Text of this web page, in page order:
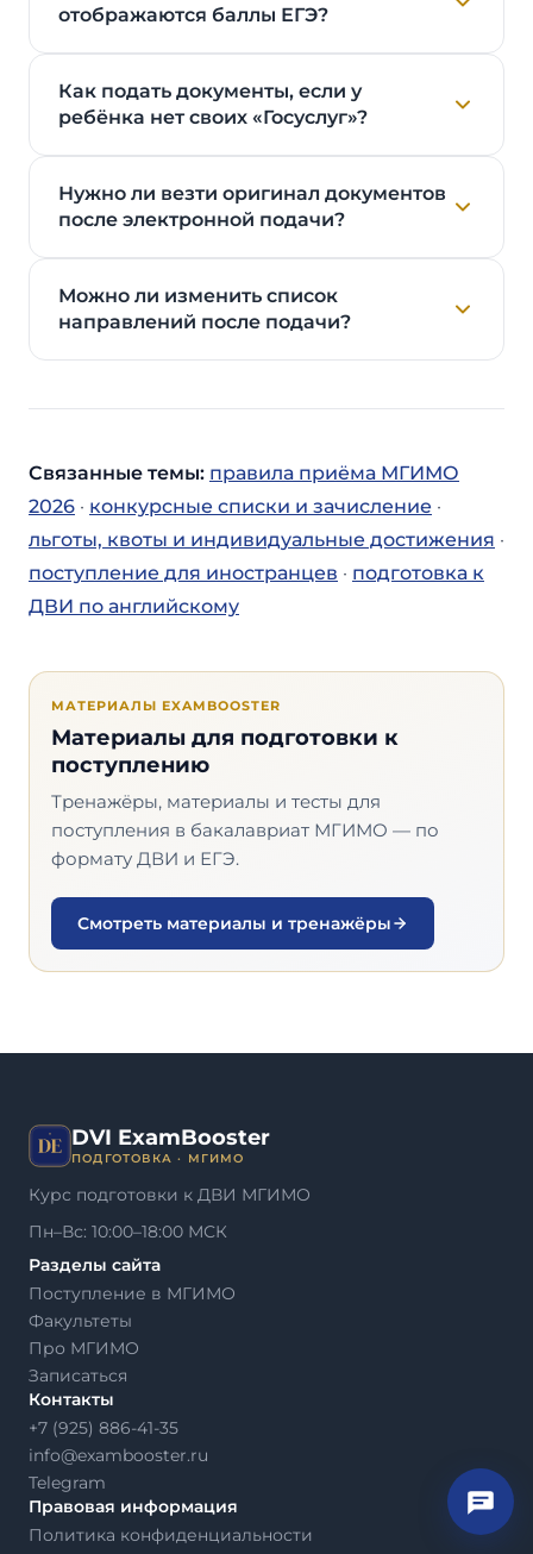
отображаются баллы ЕГЭ?
Как подать документы, если у
ребёнка нет своих «Госуслуг»?
Нужно ли везти оригинал документов
после электронной подачи?
Можно ли изменить список
направлений после подачи?
Связанные темы: правила приёма МГИМО
2026 · конкурсные списки и зачисление ·
льготы, квоты и индивидуальные достижения ·
поступление для иностранцев · подготовка к
ДВИ по английскому
МАТЕРИАЛЫ EXAMBOOSTER
Материалы для подготовки к
поступлению
Тренажёры, материалы и тесты для
поступления в бакалавриат МГИМО — по
формату ДВИ и ЕГЭ.
Смотреть материалы и тренажёры
DVI ExamBooster
ПОДГОТОВКА · МГИМО
Курс подготовки к ДВИ МГИМО
Пн–Вс: 10:00–18:00 МСК
Разделы сайта
Поступление в МГИМО
Факультеты
Про МГИМО
Записаться
Контакты
+7 (925) 886-41-35
info@exambooster.ru
Telegram
Правовая информация
Политика конфиденциальности